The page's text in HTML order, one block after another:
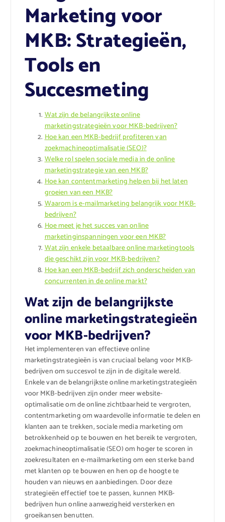
Marketing voor
MKB: Strategieën,
Tools en
Succesmeting
Wat zijn de belangrijkste online
marketingstrategieën voor MKB-bedrijven?
Hoe kan een MKB-bedrijf profiteren van
zoekmachineoptimalisatie (SEO)?
Welke rol spelen sociale media in de online
marketingstrategie van een MKB?
Hoe kan contentmarketing helpen bij het laten
groeien van een MKB?
Waarom is e-mailmarketing belangrijk voor MKB-
bedrijven?
Hoe meet je het succes van online
marketinginspanningen voor een MKB?
Wat zijn enkele betaalbare online marketingtools
die geschikt zijn voor MKB-bedrijven?
Hoe kan een MKB-bedrijf zich onderscheiden van
concurrenten in de online markt?
Wat zijn de belangrijkste
online marketingstrategieën
voor MKB-bedrijven?
Het implementeren van effectieve online
marketingstrategieën is van cruciaal belang voor MKB-
bedrijven om succesvol te zijn in de digitale wereld.
Enkele van de belangrijkste online marketingstrategieën
voor MKB-bedrijven zijn onder meer website-
optimalisatie om de online zichtbaarheid te vergroten,
contentmarketing om waardevolle informatie te delen en
klanten aan te trekken, sociale media marketing om
betrokkenheid op te bouwen en het bereik te vergroten,
zoekmachineoptimalisatie (SEO) om hoger te scoren in
zoekresultaten en e-mailmarketing om een ​​sterke band
met klanten op te bouwen en hen op de hoogte te
houden van nieuws en aanbiedingen. Door deze
strategieën effectief toe te passen, kunnen MKB-
bedrijven hun online aanwezigheid versterken en
groeikansen benutten.